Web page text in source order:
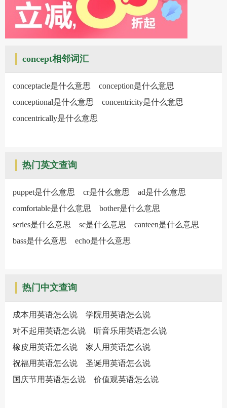
concept相邻词汇
conceptacle是什么意思
conception是什么意思
conceptional是什么意思
concentricity是什么意思
concentrically是什么意思
热门英文查询
puppet是什么意思 cr是什么意思
ad是什么意思
comfortable是什么意思
bother是什么意思
series是什么意思
sc是什么意思
canteen是什么意思
bass是什么意思
echo是什么意思
热门中文查询
成本用英语怎么说
学院用英语怎么说
对不起用英语怎么说
听音乐用英语怎么说
橡皮用英语怎么说
家人用英语怎么说
祝福用英语怎么说
圣诞用英语怎么说
国庆节用英语怎么说
价值观英语怎么说